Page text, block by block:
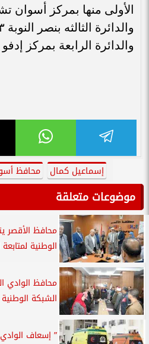
والدائرة الرابعة بمركز إدفو ٥٥ لجنه فرعية .
إسماعيل كمال محافظ
موضوعات متعلقة
محافظ الأقصر
الوطنية
محافظ الوادي
الشبكة الوطنية